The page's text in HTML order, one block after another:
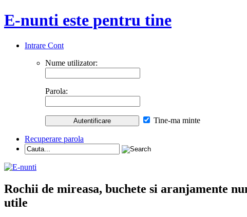
E-nunti este pentru tine
Intrare Cont
Nume utilizator:
Parola:
Tine-ma minte
Recuperare parola
Rochii de mireasa, buchete si aranjamente
utile